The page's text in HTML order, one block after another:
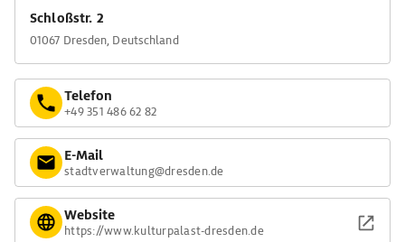
Schloßstr. 2
01067 Dresden, Deutschland
Telefon
+49 351 486 62 82
E-Mail
stadtverwaltung@dresden.de
Website
https://www.kulturpalast-dresden.de